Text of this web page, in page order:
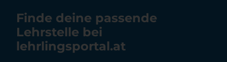
Finde deine passende
Lehrstelle bei
lehrlingsportal.at